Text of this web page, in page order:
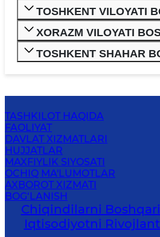
TOSHKENT VILOYATI
XORAZM VILOYATI
TOSHKENT SHAHAR
TASHKILOT HAQIDA
FAOLIYAT
DAVLAT XIZMATLARI
HUJJATLAR
MAXFIYLIK SIYOSATI
OCHIQ MA'LUMOTLAR
AXBOROT XIZMATI
BOG‘LANISH
Chiqindilarni
Iqtisodiyotni